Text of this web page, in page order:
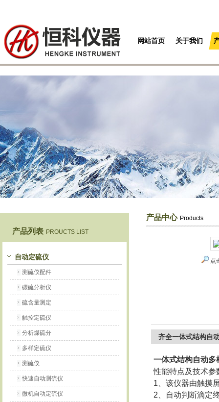
网站首页 关于我们
产品列表 PROUCTS LIST
自动定硫仪
测硫仪配件
碳硫分析仪
硫含量测定
触控定硫仪
分析煤硫分
多样定硫仪
测硫仪
快速自动测硫仪
微机自动定硫仪
产品中心 Products
点
齐全一体式结构自
一体式结构自动多
性能特点及技术参
1、该仪器由触摸
2、自动判断滴定